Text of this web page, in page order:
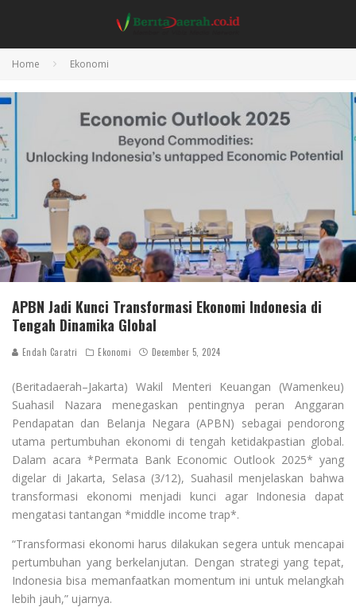
Home Ekonomi
APBN Jadi Kunci Transformasi Ekonomi Indonesia di
Tengah Dinamika Global
Endah Caratri Ekonomi December 5, 2024
(Beritadaerah–Jakarta) Wakil Menteri Keuangan (Wamenkeu)
Suahasil Nazara menegaskan pentingnya peran Anggaran
Pendapatan dan Belanja Negara (APBN) sebagai pendorong
utama pertumbuhan ekonomi di tengah ketidakpastian global.
Dalam acara *Permata Bank Economic Outlook 2025* yang
digelar di Jakarta, Selasa (3/12), Suahasil menjelaskan bahwa
transformasi ekonomi menjadi kunci agar Indonesia dapat
mengatasi tantangan *middle income trap*.
“Transformasi ekonomi harus dilakukan segera untuk mencapai
pertumbuhan yang berkelanjutan. Dengan strategi yang tepat,
Indonesia bisa memanfaatkan momentum ini untuk melangkah
lebih jauh,” ujarnya.